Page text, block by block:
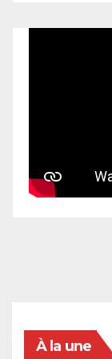
À la une